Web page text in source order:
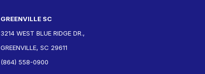
GREENVILLE SC
3214 WEST BLUE RIDGE DR.,
GREENVILLE, SC 29611
(864) 558-0900